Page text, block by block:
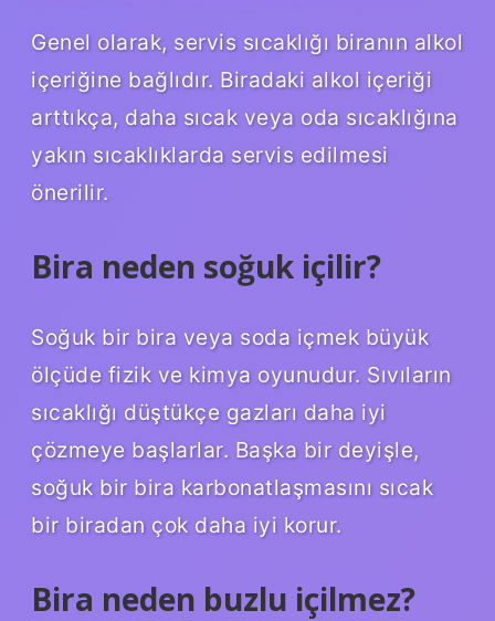
Genel olarak, servis sıcaklığı biranın alkol
içeriğine bağlıdır. Biradaki alkol içeriği
arttıkça, daha sıcak veya oda sıcaklığına
yakın sıcaklıklarda servis edilmesi
önerilir.
Bira neden soğuk içilir?
Soğuk bir bira veya soda içmek büyük
ölçüde fizik ve kimya oyunudur. Sıvıların
sıcaklığı düştükçe gazları daha iyi
çözmeye başlarlar. Başka bir deyişle,
soğuk bir bira karbonatlaşmasını sıcak
bir biradan çok daha iyi korur.
Bira neden buzlu içilmez?